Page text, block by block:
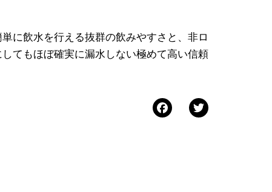
に飲水を行える抜群の飲みやすさと、非ロ
てもほぼ確実に漏水しない極めて高い信頼
Facebook
Twitter